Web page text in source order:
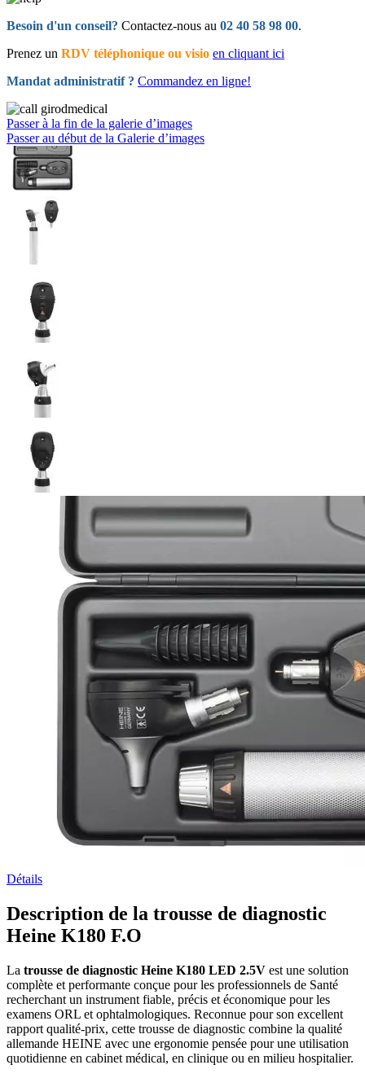
Besoin d'un conseil? Contactez-nous au 02 40 58 98 00.
Prenez un RDV téléphonique ou visio en cliquant ici
Mandat administratif ? Commandez en ligne!
Passer à la fin de la galerie d’images
Passer au début de la Galerie d’images
Détails
Description de la trousse de diagnostic
Heine K180 F.O
La trousse de diagnostic Heine K180 LED 2.5V est une solution
complète et performante conçue pour les professionnels de Santé
recherchant un instrument fiable, précis et économique pour les
examens ORL et ophtalmologiques. Reconnue pour son excellent
rapport qualité-prix, cette trousse de diagnostic combine la qualité
allemande HEINE avec une ergonomie pensée pour une utilisation
quotidienne en cabinet médical, en clinique ou en milieu hospitalier.